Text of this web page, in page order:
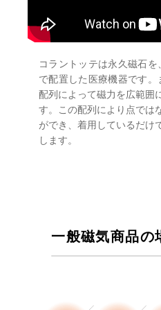
コラントッテは永久磁石
で配置した医療機器です
配列によって磁力を広範囲
す。この配列により点では
ができ、着用しているだけ
します。
一般磁気商品の